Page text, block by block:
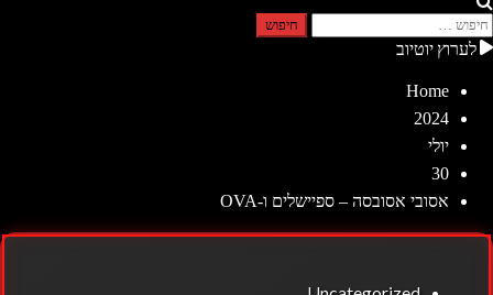
חיפוש:
לערוץ יוטיוב
Home
2024
יולי
30
אסובי אסובסה – ספיישלים ו-OVA